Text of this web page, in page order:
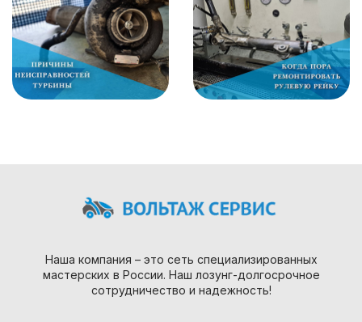
Наша компания – это сеть специализированных
мастерских в России. Наш лозунг-долгосрочное
сотрудничество и надежность!